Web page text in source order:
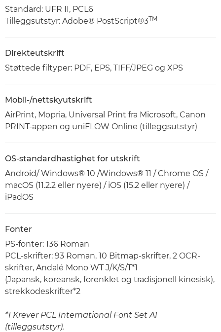
Standard: UFR II, PCL6
Tilleggsutstyr: Adobe® PostScript®3TM
Direkteutskrift
Støttede filtyper: PDF, EPS, TIFF/JPEG og XPS
Mobil-/nettskyutskrift
AirPrint, Mopria, Universal Print fra Microsoft, Canon
PRINT-appen og uniFLOW Online (tilleggsutstyr)
OS-standardhastighet for utskrift
Android/ Windows® 10 /Windows® 11 / Chrome OS /
macOS (11.2.2 eller nyere) / iOS (15.2 eller nyere) /
iPadOS
Fonter
PS-fonter: 136 Roman
PCL-skrifter: 93 Roman, 10 Bitmap-skrifter, 2 OCR-
skrifter, Andalé Mono WT J/K/S/T*1
(Japansk, koreansk, forenklet og tradisjonell kinesisk),
strekkodeskrifter*2
*1 Krever PCL International Font Set A1
(tilleggsutstyr).